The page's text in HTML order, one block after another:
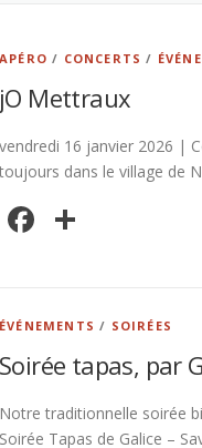
APÉRO / CONCERTS /
jO Mettraux
vendredi 16 janvier 2026 |
toujours dans le village de
Facebook
ÉVÉNEMENTS / SOIRÉES
Soirée tapas, par
Notre traditionnelle soirée
Soirée Tapas de Galice –